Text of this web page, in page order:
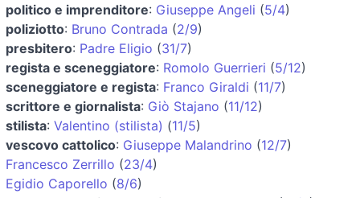
politico e imprenditore: Giuseppe Angeli (5/4)
poliziotto: Bruno Contrada (2/9)
presbitero: Padre Eligio (31/7)
regista e sceneggiatore: Romolo Guerrieri (5/12)
sceneggiatore e regista: Franco Giraldi (11/7)
scrittore e giornalista: Giò Stajano (11/12)
stilista: Valentino (stilista) (11/5)
vescovo cattolico: Giuseppe Malandrino (12/7)
Francesco Zerrillo (23/4)
Egidio Caporello (8/6)